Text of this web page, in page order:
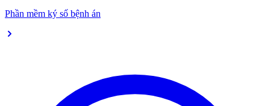
Phần mềm ký số bệnh án